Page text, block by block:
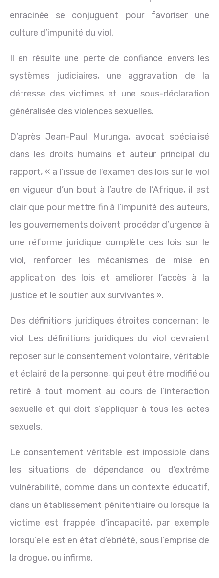
enracinée se conjuguent pour favoriser une
culture d’impunité du viol.
Il en résulte une perte de confiance envers les
systèmes judiciaires, une aggravation de la
détresse des victimes et une sous-déclaration
généralisée des violences sexuelles.
D’après Jean-Paul Murunga, avocat spécialisé
dans les droits humains et auteur principal du
rapport, « à l’issue de l’examen des lois sur le viol
en vigueur d’un bout à l’autre de l’Afrique, il est
clair que pour mettre fin à l’impunité des auteurs,
les gouvernements doivent procéder d’urgence à
une réforme juridique complète des lois sur le
viol, renforcer les mécanismes de mise en
application des lois et améliorer l’accès à la
justice et le soutien aux survivantes ».
Des définitions juridiques étroites concernant le
viol Les définitions juridiques du viol devraient
reposer sur le consentement volontaire, véritable
et éclairé de la personne, qui peut être modifié ou
retiré à tout moment au cours de l’interaction
sexuelle et qui doit s’appliquer à tous les actes
sexuels.
Le consentement véritable est impossible dans
les situations de dépendance ou d’extrême
vulnérabilité, comme dans un contexte éducatif,
dans un établissement pénitentiaire ou lorsque la
victime est frappée d’incapacité, par exemple
lorsqu’elle est en état d’ébriété, sous l’emprise de
la drogue, ou infirme.